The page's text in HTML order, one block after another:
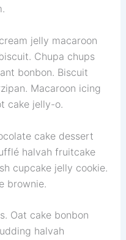
jelly macaroon
Chupa chups
bonbon. Biscuit
Macaroon icing
cake jelly-o.
cake dessert
halvah fruitcake
cupcake jelly cookie.
brownie.
Oat cake bonbon
halvah